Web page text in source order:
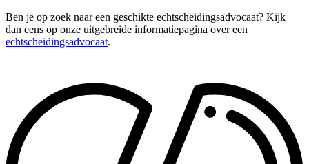
Ben je op zoek naar een geschikte echtscheidingsadvocaat? Kijk
dan eens op onze uitgebreide informatiepagina over een
echtscheidingsadvocaat.